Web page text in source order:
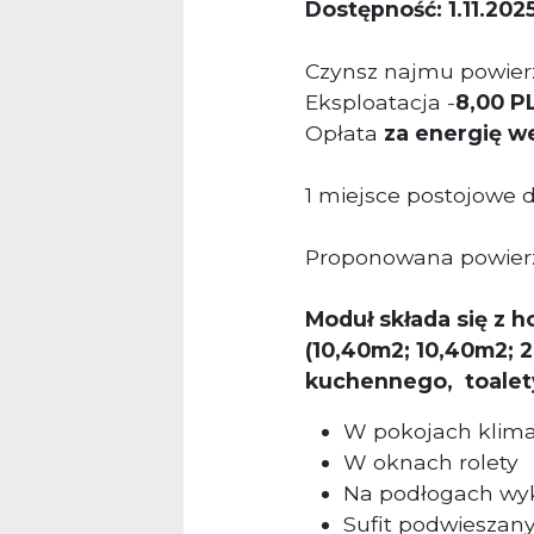
Dostępność:
Czynsz najmu
Eksploatacja -8,00
Opłata za energię
1 miejsce postojowe
Proponowana
Moduł składa się z
(10,40m2; 10,40m2;
kuchennego,
W pokojach
W oknach rolety
Na podłogach
Sufit